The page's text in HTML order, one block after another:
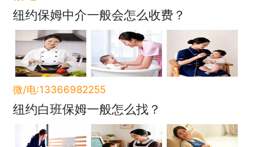
纽约保姆中介一般会怎么收费？
微/电:13366982255
纽约白班保姆一般怎么找？